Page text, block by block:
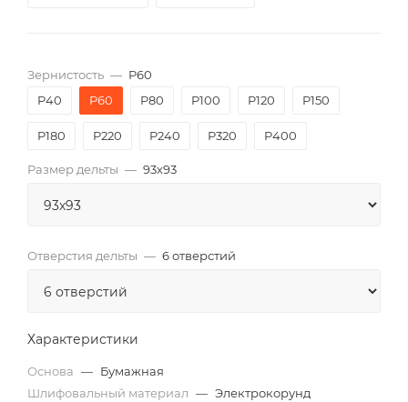
Зернистость — P60
P40
P60 P80 P100 P120 P150
P180 P220 P240 P320 P400
Размер дельты — 93х93
Отверстия дельты — 6 отверстий
Характеристики
Основа — Бумажная
Шлифовальный материал — Электрокорунд